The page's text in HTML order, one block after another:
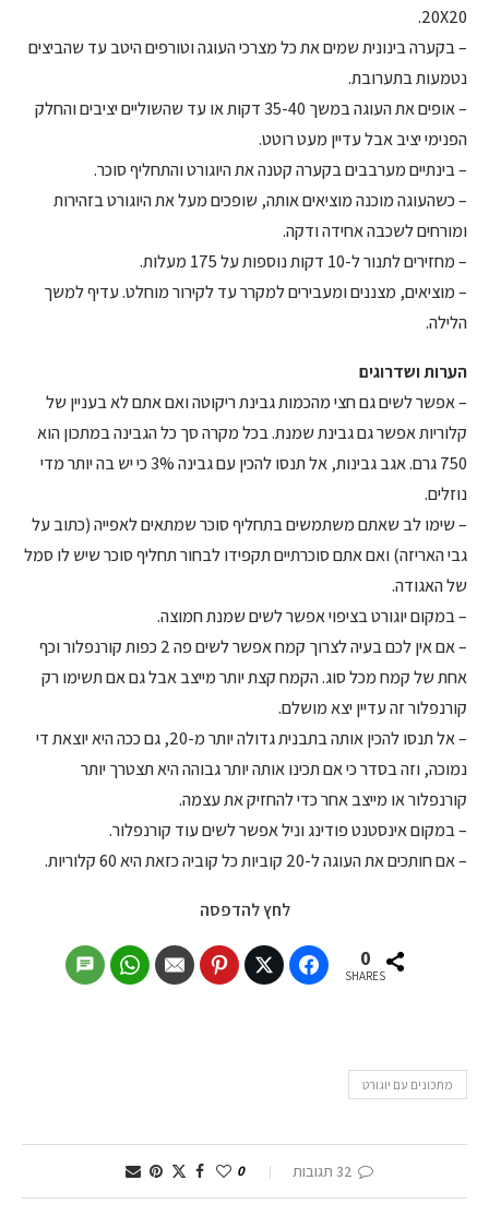
20X20.
– בקערה בינונית שמים את כל מצרכי העוגה וטורפים היטב עד שהביצים
נטמעות בתערובת.
– אופים את העוגה במשך 35-40 דקות או עד שהשוליים יציבים והחלק
הפנימי יציב אבל עדיין מעט רוטט.
– בינתיים מערבבים בקערה קטנה את היוגורט והתחליף סוכר.
– כשהעוגה מוכנה מוציאים אותה, שופכים מעל את היוגורט בזהירות
ומורחים לשכבה אחידה ודקה.
– מחזירים לתנור ל-10 דקות נוספות על 175 מעלות.
– מוציאים, מצננים ומעבירים למקרר עד לקירור מוחלט. עדיף למשך
הלילה.
הערות ושדרוגים
– אפשר לשים גם חצי מהכמות גבינת ריקוטה ואם אתם לא בעניין של
קלוריות אפשר גם גבינת שמנת. בכל מקרה סך כל הגבינה במתכון הוא
750 גרם. אגב גבינות, אל תנסו להכין עם גבינה 3% כי יש בה יותר מדי
נוזלים.
– שימו לב שאתם משתמשים בתחליף סוכר שמתאים לאפייה (כתוב על
גבי האריזה) ואם אתם סוכרתיים תקפידו לבחור תחליף סוכר שיש לו סמל
של האגודה.
– במקום יוגורט בציפוי אפשר לשים שמנת חמוצה.
– אם אין לכם בעיה לצרוך קמח אפשר לשים פה 2 כפות קורנפלור וכף
אחת של קמח מכל סוג. הקמח קצת יותר מייצב אבל גם אם תשימו רק
קורנפלור זה עדיין יצא מושלם.
– אל תנסו להכין אותה בתבנית גדולה יותר מ-20, גם ככה היא יוצאת די
נמוכה, וזה בסדר כי אם תכינו אותה יותר גבוהה היא תצטרך יותר
קורנפלור או מייצב אחר כדי להחזיק את עצמה.
– במקום אינסטנט פודינג וניל אפשר לשים עוד קורנפלור.
– אם חותכים את העוגה ל-20 קוביות כל קוביה כזאת היא 60 קלוריות.
לחץ להדפסה
0
SHARES
מתכונים עם יוגורט
32 תגובות 0